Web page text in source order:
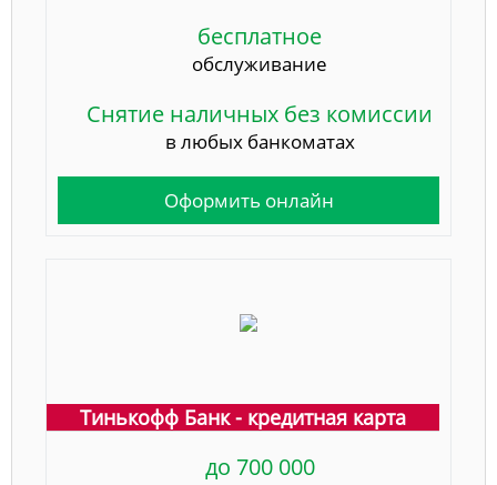
бесплатное
обслуживание
Снятие наличных без комиссии
в любых банкоматах
Оформить онлайн
Тинькофф Банк - кредитная карта
до 700 000